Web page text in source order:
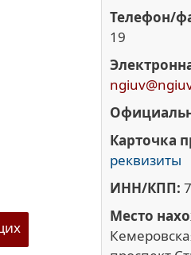
Телефон/
19
Карточка
реквизиты
ИНН/КПП:
Место